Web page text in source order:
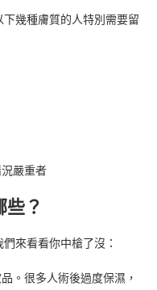
幾種膚質的人特別需要留
嚴重者
？
來看看你中槍了沒：
。很多人術後過度保濕，